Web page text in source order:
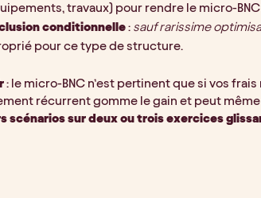
travaux) pour rendre le micro-
conditionnelle : sauf rarissime
pour ce type de structure.
: le micro-BNC n’est pertinent que si vos
récurrent gomme le gain et peut
scénarios sur deux ou trois exercices